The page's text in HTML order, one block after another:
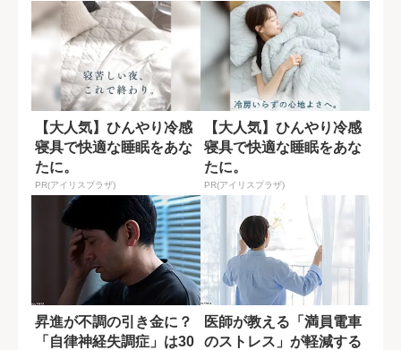
【大人気】ひんやり冷感
寝具で快適な睡眠をあな
たに。
PR(アイリスプラザ)
【大人気】ひんやり冷感
寝具で快適な睡眠をあな
たに。
PR(アイリスプラザ)
昇進が不調の引き金に？
「自律神経失調症」は30
医師が教える「満員電車
のストレス」が軽減する